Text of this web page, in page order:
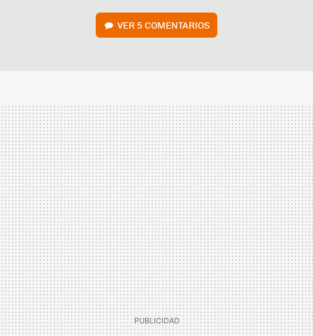
VER 5 COMENTARIOS